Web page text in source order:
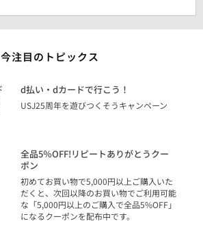
今注目のトピックス
d払い・dカードで行こう！
USJ25周年を遊びつくそうキャンペーン
全品5％OFF!リピートありがとうクー
ポン
初めてお買い物で5,000円以上ご購入いた
だくと、次回以降のお買い物でご利用可能
な「5,000円以上のご購入で全品5%OFF」
になるクーポンを配布中です。